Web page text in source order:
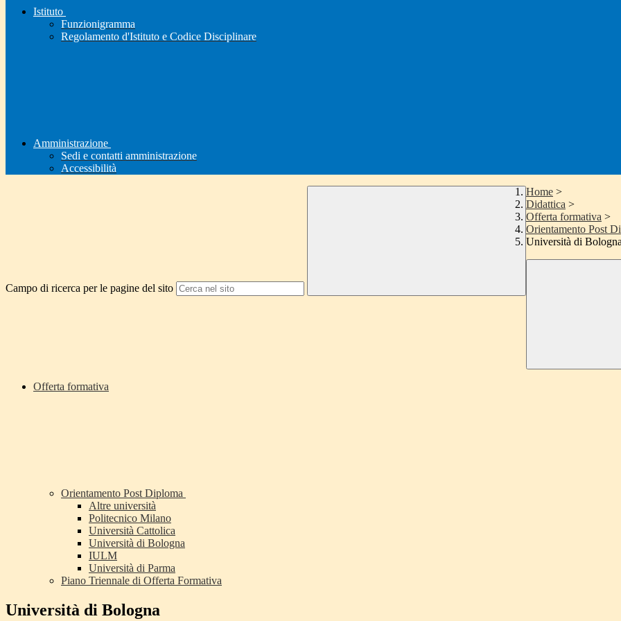
Istituto
Funzionigramma
Regolamento d'Istituto e Codice Disciplinare
Amministrazione
Sedi e contatti amministrazione
Accessibilità
Campo di ricerca per le pagine del sito
Home >
Didattica >
Offerta formativa >
Orientamento Post
Università di Bologna
Offerta formativa
Orientamento Post Diploma
Altre università
Politecnico Milano
Università Cattolica
Università di Bologna
IULM
Università di Parma
Piano Triennale di Offerta Formativa
Università di Bologna